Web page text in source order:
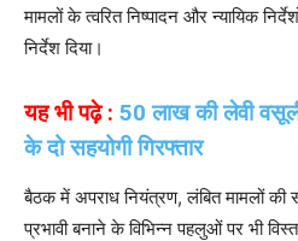
मामलों के त्वरित निष्पादन और न्यायिक
निर्देश दिया।
यह भी पढ़े : 50 लाख की लेवी
के दो सहयोगी गिरफ्तार
बैठक में अपराध नियंत्रण, लंबित मामलों की
प्रभावी बनाने के विभिन्न पहलुओं पर भी